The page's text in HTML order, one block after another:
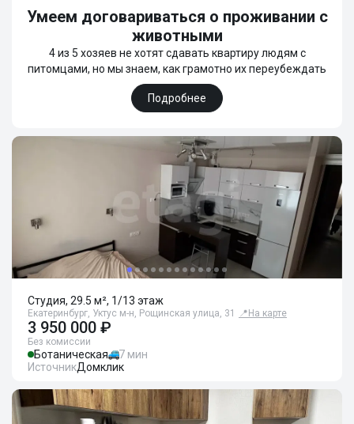
Умеем договариваться о проживании с
животными
4 из 5 хозяев не хотят сдавать квартиру людям с
питомцами, но мы знаем, как грамотно их переубеждать
Подробнее
Студия, 29.5 м², 1/13 этаж
Екатеринбург, Уктус м-н, Рощинская улица, 31 📍 На карте
3 950 000 ₽
Без комиссии
Ботаническая
7 мин
ИсточникДомклик